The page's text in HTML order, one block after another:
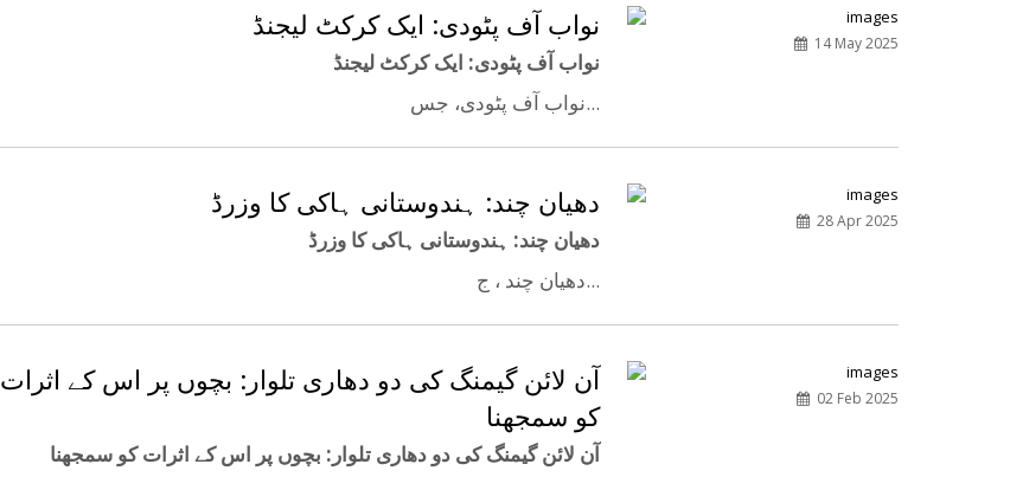
14 May 2025
نواب آف پٹودی: ایک کرکٹ لیجنڈ
نواب آف پٹودی: ایک کرکٹ لیجنڈ
نواب آف پٹودی، جس...
28 Apr 2025
دھیان چند: ہندوستانی ہاکی کا وزرڈ
دھیان چند: ہندوستانی ہاکی کا وزرڈ
دھیان چند ، ج...
02 Feb 2025
آن لائن گیمنگ کی دو دھاری تلوار: بچوں پر اس کے اثرات
کو سمجھنا
آن لائن گیمنگ کی دو دھاری تلوار: بچوں پر اس کے اثرات کو سمجھنا